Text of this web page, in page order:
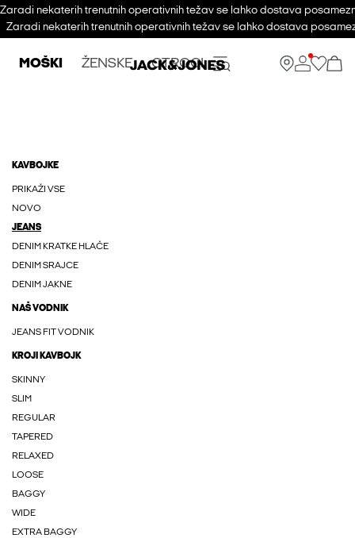
Zaradi nekaterih trenutnih operativnih težav se lahko dostava
Zaradi nekaterih trenutnih operativnih težav se lahko dostava
MOŠKI ŽENSKE OTROCI
KAVBOJKE
PRIKAŽI VSE
NOVO
JEANS
DENIM KRATKE HLAČE
DENIM SRAJCE
DENIM JAKNE
NAŠ VODNIK
JEANS FIT VODNIK
KROJI KAVBOJK
SKINNY
SLIM
REGULAR
TAPERED
RELAXED
LOOSE
BAGGY
WIDE
EXTRA BAGGY